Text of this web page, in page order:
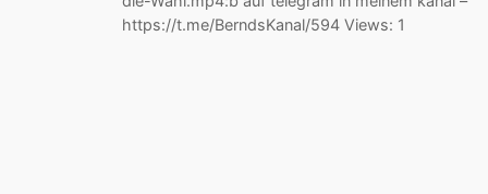
https://t.me/BerndsKanal/594 Views: 1